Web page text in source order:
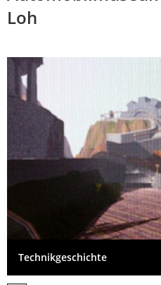
Loh
Technikgeschichte